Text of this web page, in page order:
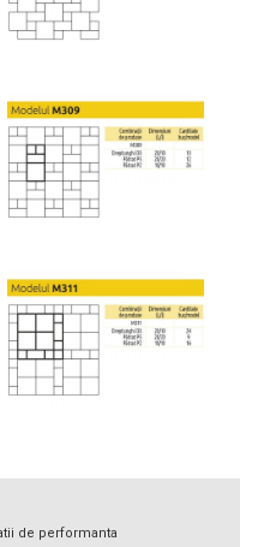
de performanta